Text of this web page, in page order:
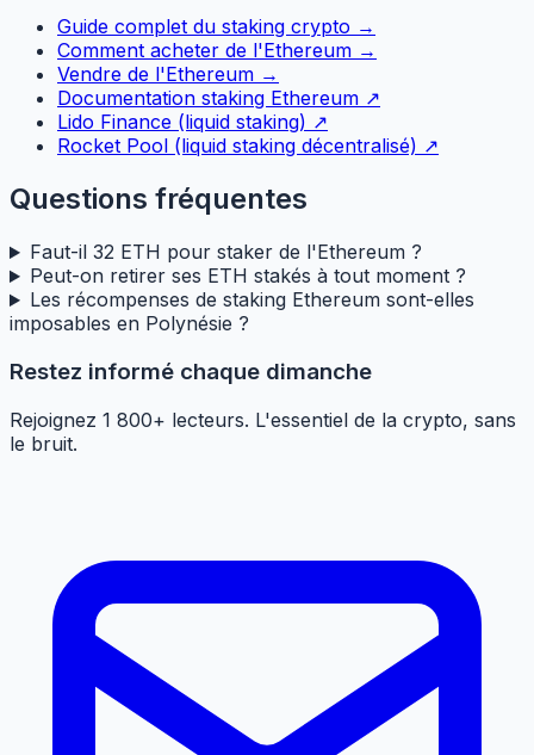
Guide complet du staking crypto →
Comment acheter de l'Ethereum →
Vendre de l'Ethereum →
Documentation staking Ethereum ↗
Lido Finance (liquid staking) ↗
Rocket Pool (liquid staking décentralisé) ↗
Questions fréquentes
Faut-il 32 ETH pour staker de l'Ethereum ?
Peut-on retirer ses ETH stakés à tout moment ?
Les récompenses de staking Ethereum sont-elles
imposables en Polynésie ?
Restez informé chaque dimanche
Rejoignez 1 800+ lecteurs. L'essentiel de la crypto, sans
le bruit.